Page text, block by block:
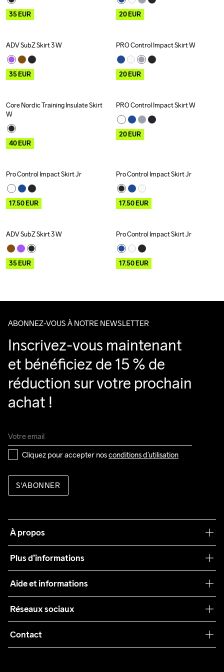
35EUR 20EUR
Outlet
ADV SubZ Skirt 3 W
35EUR
Outlet
PRO Control Impact Skirt W
20EUR
Outlet
Core Nordic Training Insulate Skirt
W
40EUR
Outlet
PRO Control Impact Skirt W
20EUR
Outlet
Pro Control Impact Skirt Jr
17.50EUR
Outlet
Pro Control Impact Skirt Jr
17.50EUR
Outlet
ADV SubZ Skirt 3 W
35EUR
Outlet
Pro Control Impact Skirt Jr
17.50EUR
ABONNEZ-VOUS À NOTRE NEWSLETTER
Inscrivez-vous maintenant
et bénéficiez de 15 % de
réduction sur votre prochain
achat !
Cliquez pour accepter nos conditions d’utilisation
S'ABONNER
À propos
Plus d’informations
Teamwear
Durabilité
Collaborations
Aide et informations
Conditions générales
Retours
Réseaux sociaux
Contact